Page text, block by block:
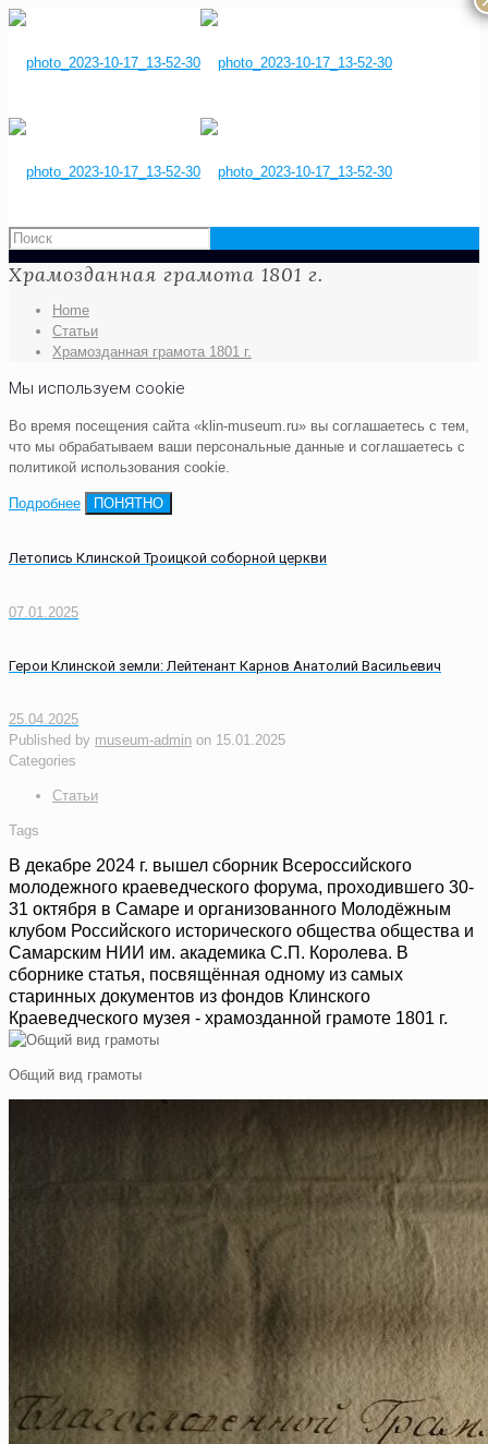
Храмозданная грамота 1801 г.
Home
Статьи
Храмозданная грамота 1801 г.
Мы используем cookie
Во время посещения сайта «klin-museum.ru» вы соглашаетесь с тем,
что мы обрабатываем ваши персональные данные и соглашаетесь с
политикой использования cookie.
Подробнее ПОНЯТНО
Летопись Клинской Троицкой соборной церкви
07.01.2025
Герои Клинской земли: Лейтенант Карнов Анатолий Васильевич
25.04.2025
Published by museum-admin on 15.01.2025
Categories
Статьи
Tags
В декабре 2024 г. вышел сборник Всероссийского
молодежного краеведческого форума, проходившего 30-
31 октября в Самаре и организованного Молодёжным
клубом Российского исторического общества общества и
Самарским НИИ им. академика С.П. Королева. В
сборнике статья, посвящённая одному из самых
старинных документов из фондов Клинского
Краеведческого музея - храмозданной грамоте 1801 г.
Общий вид грамоты